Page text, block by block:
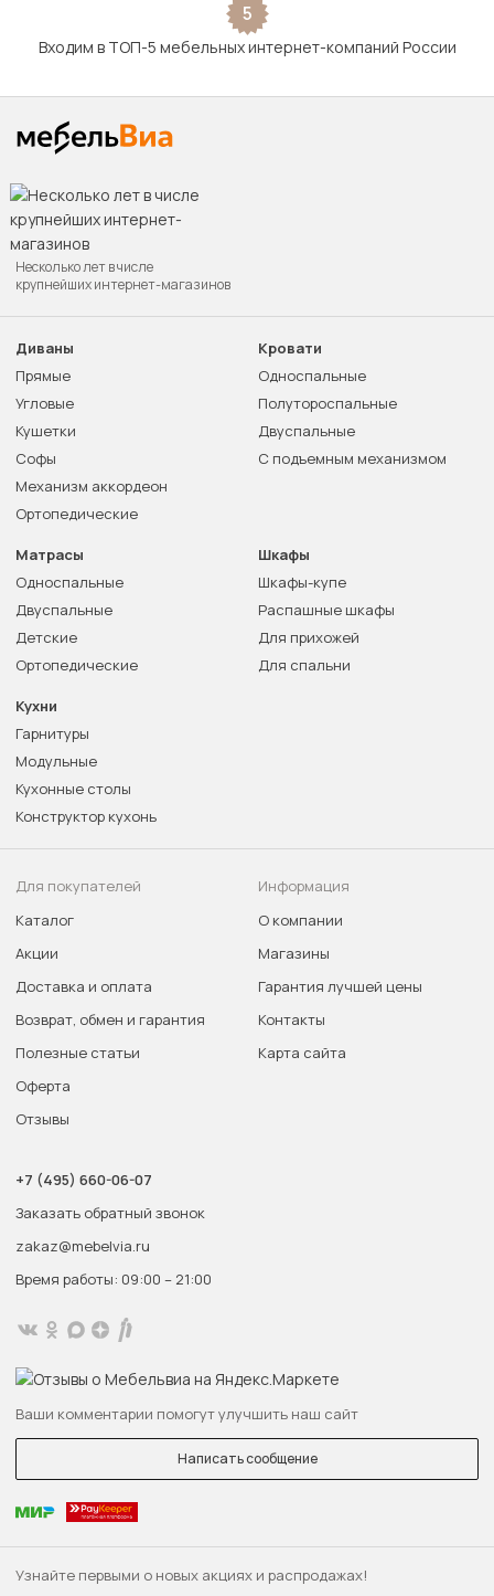
5
Входим в ТОП-5 мебельных интернет-компаний России
Узнайте первыми о новых акциях и распродажах!
Несколько лет в числе
крупнейших интернет-магазинов
Диваны
Прямые
Угловые
Кушетки
Софы
Механизм аккордеон
Ортопедические
Кровати
Односпальные
Полутороспальные
Двуспальные
С подъемным механизмом
Матрасы
Односпальные
Двуспальные
Детские
Ортопедические
Шкафы
Шкафы-купе
Распашные шкафы
Для прихожей
Для спальни
Кухни
Гарнитуры
Модульные
Кухонные столы
Конструктор кухонь
Для покупателей
Каталог
Акции
Доставка и оплата
Возврат, обмен и гарантия
Полезные статьи
Оферта
Отзывы
Информация
О компании
Магазины
Гарантия лучшей цены
Контакты
Карта сайта
+7 (495) 660-06-07
Заказать обратный звонок
zakaz@mebelvia.ru
Время работы: 09:00 – 21:00
Ваши комментарии помогут улучшить наш сайт
Написать сообщение